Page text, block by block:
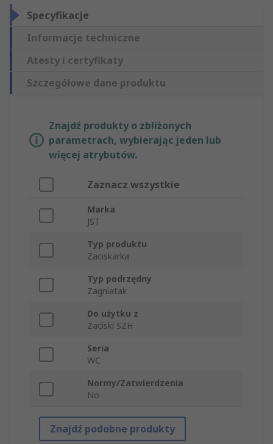
Specyfikacje
Informacje techniczne
Atesty i certyfikaty
Szczegółowe dane produktu
Znajdź produkty o zbliżonych
parametrach, wybierając jeden lub
więcej atrybutów.
Zaznacz wszystkie
Marka
JST
Typ produktu
Zaciskarka
Typ podrzędny
Zagniatak
Do użytku z
Zaciski SZH
Seria
WC
Normy/Zatwierdzenia
No
Znajdź podobne produkty